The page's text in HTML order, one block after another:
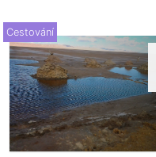
Cestování